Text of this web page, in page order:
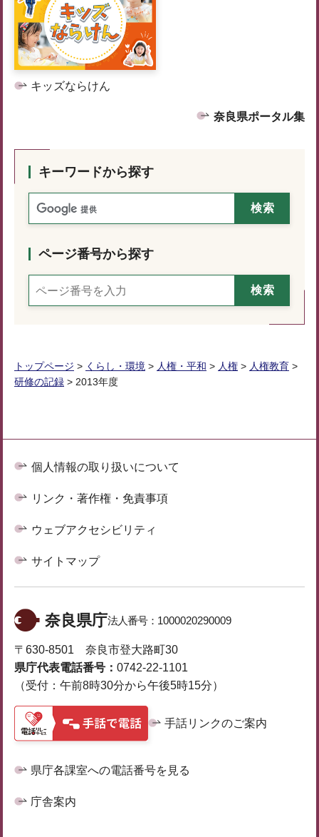
キッズならけん
奈良県ポータル集
キーワードから探す
ページ番号から探す
トップページ > くらし・環境 > 人権・平和 > 人権 > 人権教育 >
研修の記録 > 2013年度
個人情報の取り扱いについて
リンク・著作権・免責事項
ウェブアクセシビリティ
サイトマップ
奈良県庁法人番号： 1000020290009
〒630-8501 奈良市登大路町30
県庁代表電話番号： 0742-22-1101
（受付：午前8時30分から午後5時15分）
手話リンクのご案内
県庁各課室への電話番号を見る
庁舎案内